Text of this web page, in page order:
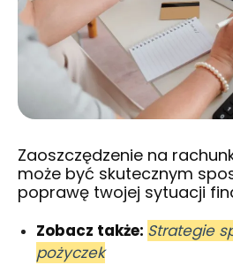
Zaoszczędzenie na
może być skutecznym
poprawę twojej sytuacji
Zobacz także: Strategie
pożyczek